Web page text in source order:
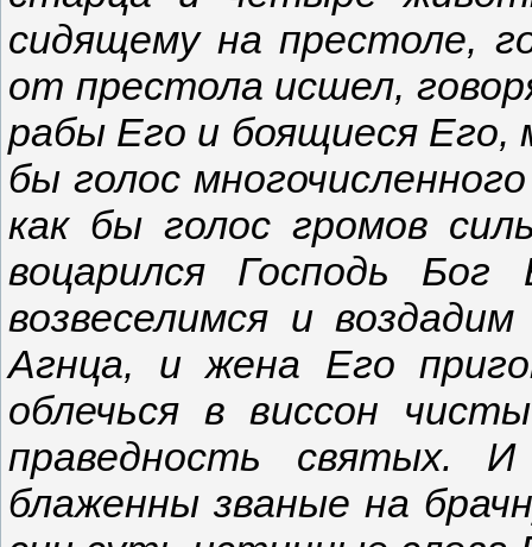
сидящему на престоле,
от престола исшел,
рабы Его и боящиеся Его,
бы голос
как бы голос громов
воцарился Господь Бог
возвеселимся и
Агнца, и жена Его
облечься в виссон
праведность святых.
блаженны званые на